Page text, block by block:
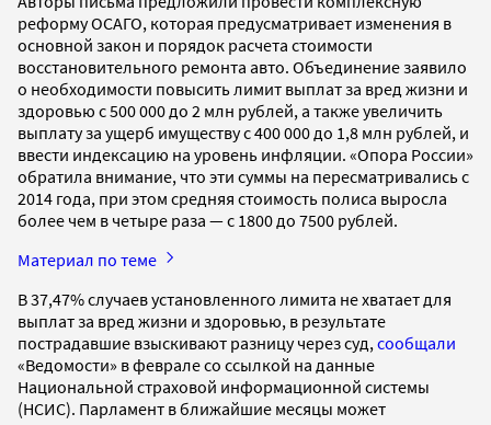
реформу ОСАГО, которая предусматривает изменения в
основной закон и порядок расчета стоимости
восстановительного ремонта авто. Объединение заявило
о необходимости повысить лимит выплат за вред жизни и
здоровью с 500 000 до 2 млн рублей, а также увеличить
выплату за ущерб имуществу с 400 000 до 1,8 млн рублей, и
ввести индексацию на уровень инфляции. «Опора России»
обратила внимание, что эти суммы на пересматривались с
2014 года, при этом средняя стоимость полиса выросла
более чем в четыре раза — с 1800 до 7500 рублей.
Материал по теме
В 37,47% случаев установленного лимита не хватает для
выплат за вред жизни и здоровью, в результате
пострадавшие взыскивают разницу через суд, сообщали
«Ведомости» в феврале со ссылкой на данные
Национальной страховой информационной системы
(НСИС). Парламент в ближайшие месяцы может